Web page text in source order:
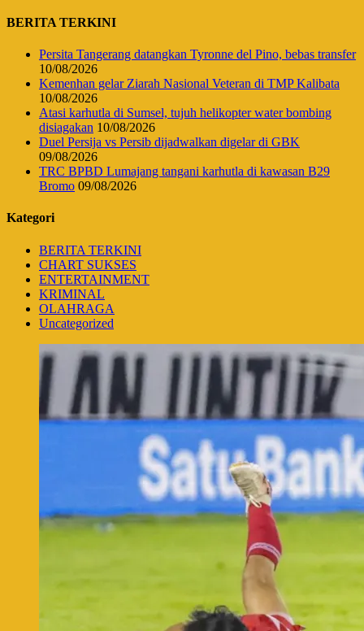
BERITA TERKINI
Persita Tangerang datangkan Tyronne del Pino, bebas transfer
10/08/2026
Kemenhan gelar Ziarah Nasional Veteran di TMP Kalibata
10/08/2026
Atasi karhutla di Sumsel, tujuh helikopter water bombing
disiagakan 10/08/2026
Duel Persija vs Persib dijadwalkan digelar di GBK
09/08/2026
TRC BPBD Lumajang tangani karhutla di kawasan B29
Bromo 09/08/2026
Kategori
BERITA TERKINI
CHART SUKSES
ENTERTAINMENT
KRIMINAL
OLAHRAGA
Uncategorized